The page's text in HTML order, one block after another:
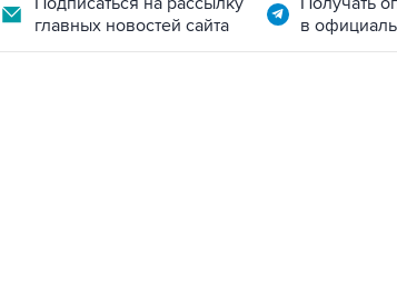
главных новостей сайта
в